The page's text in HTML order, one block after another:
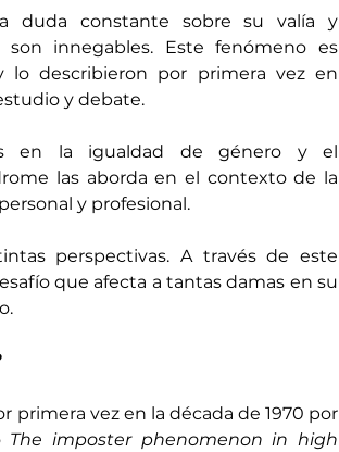
duda constante sobre su valía y
innegables. Este fenómeno es
describieron por primera vez en
y debate.
en la igualdad de género y el
las aborda en el contexto de la
y profesional.
perspectivas. A través de este
que afecta a tantas damas en su
primera vez en la década de 1970 por
The imposter phenomenon in high